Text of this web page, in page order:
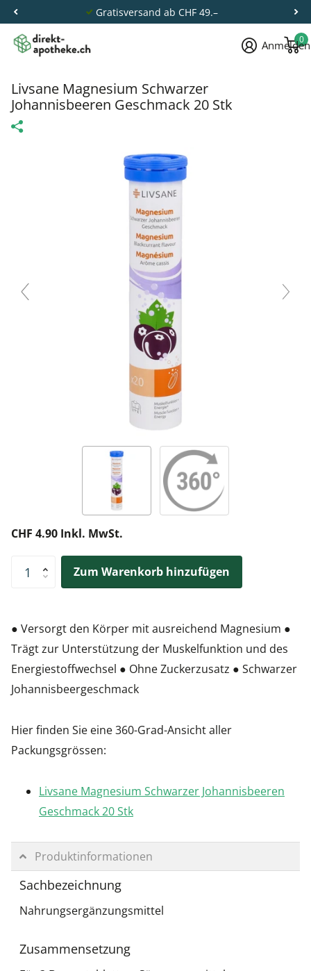
Gratisversand ab CHF 49.–
Anmelden
0
Livsane Magnesium Schwarzer
Johannisbeeren Geschmack 20 Stk
CHF 4.90 Inkl. MwSt.
Zum Warenkorb hinzufügen
● Versorgt den Körper mit ausreichend Magnesium ●
Trägt zur Unterstützung der Muskelfunktion und des
Energiestoffwechsel ● Ohne Zuckerzusatz ● Schwarzer
Johannisbeergeschmack
Hier finden Sie eine 360-Grad-Ansicht aller
Packungsgrössen:
Livsane Magnesium Schwarzer Johannisbeeren
Geschmack 20 Stk
Produktinformationen
Sachbezeichnung
Nahrungsergänzungsmittel
Zusammensetzung